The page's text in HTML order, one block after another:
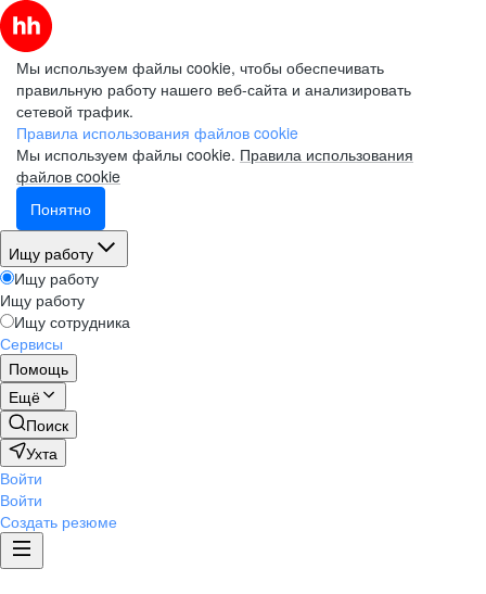
Мы используем файлы cookie, чтобы обеспечивать
правильную работу нашего веб-сайта и анализировать
сетевой трафик.
Правила использования файлов cookie
Мы используем файлы cookie. Правила использования
файлов cookie
Понятно
Ищу работу
Ищу работу
Ищу работу
Ищу сотрудника
Сервисы
Помощь
Ещё
Поиск
Ухта
Войти
Войти
Создать резюме